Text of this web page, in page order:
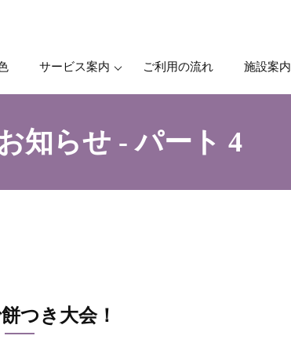
サービス案内 ご利用の流れ 施設案内
知らせ - パート 4
つき大会！